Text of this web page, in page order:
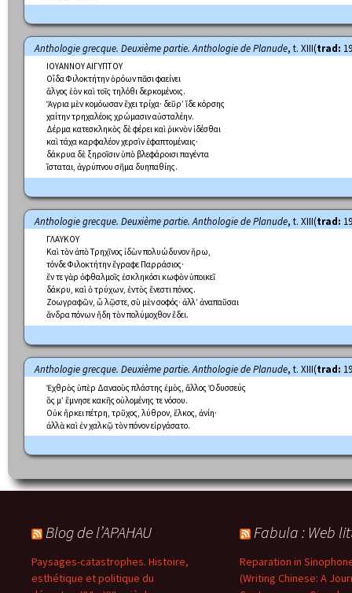
Anthologie grecque. Deuxième partie. Anthologie de Planude, t. XIII(trad:
ΙΟΥΑΝΝΟΥ ΑΙΓΥΠΤΟΥ
Οἶδα Φιλοκτήτην ὁρόων πᾶσι φαείνει
ἄλγος ἑὸν καὶ τοῖς τηλόθι δερκομένοις.
Ἄγρια μὲν κομόωσαν ἔχει τρίχα· δεῦρ’ ἴδε κόρσης
χαίτην τρηχαλέοις χρώμασιν αὐσταλέην.
Δέρμα κατεσκληκὸς δὲ φέρει καὶ ῥικνὸν ἰδέσθαι
καὶ τάχα καρφαλέον χερσὶν ἐφαπτομέναις·
δάκρυα δὲ ξηροῖσιν ὑπὸ βλεφάροισι παγέντα
ἵσταται, ἀγρύπνου σῆμα δυηπαθίης.
Anthologie grecque. Deuxième partie. Anthologie de Planude, t. XIII(trad:
ΓΛΑΥΚΟΥ
Καὶ τὸν ἀπὸ Τρηχῖνος ἰδὼν πολυώδυνον ἥρω,
τόνδε Φιλοκτήτην ἔγραφε Παρράσιος·
ἔν τε γὰρ ὀφθαλμοῖς ἐσκληκόσι κωφὸν ὑποικεῖ
δάκρυ, καὶ ὁ τρύχων, ἐντὸς ἔνεστι πόνος.
Ζοωγραφῶν, ὦ λῷστε, σὺ μὲν σοφός· ἀλλ’ ἀναπαῦσαι
ἄνδρα πόνων ἤδη τὸν πολύμοχθον ἔδει.
Anthologie grecque. Deuxième partie. Anthologie de Planude, t. XIII(trad:
Ἐχθρὸς ὑπὲρ Δαναοὺς πλάστης ἐμὸς, ἄλλος Ὀδυσσεύς
ὅς μ’ ἔμνησε κακῆς οὐλομένης τε νόσου.
Οὐκ ἤρκει πέτρη, τρῦχος, λύθρον, ἕλκος, ἀνίη·
ἀλλὰ καὶ ἐν χαλκῷ τὸν πόνον εἰργάσατο.
Blog de l’APAHAU
Paysages-catastrophes. Histoire,
esthétique et politique du
Fabula : Web
Reparation in
(Writing Chinese: A